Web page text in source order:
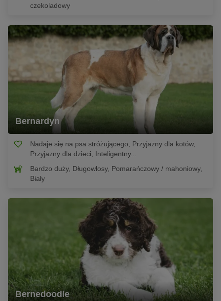
czekoladowy
Bernardyn
Nadaje się na psa stróżującego, Przyjazny dla kotów,
Przyjazny dla dzieci, Inteligentny...
Bardzo duży, Długowłosy, Pomarańczowy / mahoniowy,
Biały
Bernedoodle